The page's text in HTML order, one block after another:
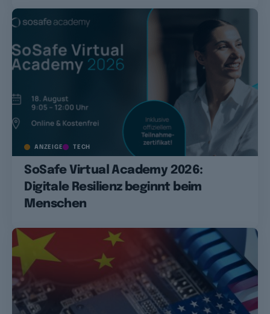
ANZEIGE TECH
SoSafe Virtual Academy 2026:
Digitale Resilienz beginnt beim
Menschen